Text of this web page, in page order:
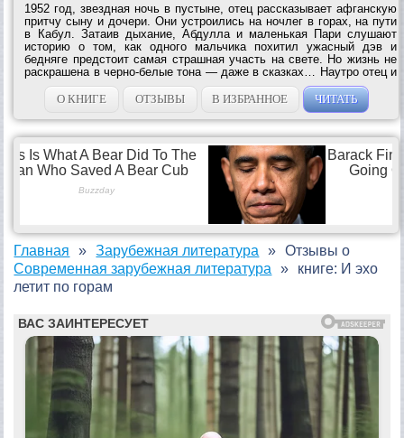
1952 год, звездная ночь в пустыне, отец рассказывает афганскую
притчу сыну и дочери. Они устроились на ночлег в горах, на пути
в Кабул. Затаив дыхание, Абдулла и маленькая Пари слушают
историю о том, как одного мальчика похитил ужасный дэв и
бедняге предстоит самая страшная участь на свете. Но жизнь не
раскрашена в черно-белые тона — даже в сказках… Наутро отец и
дети продолжат путь в Кабул, и этот день станет развилкой их
судеб. Они...
О КНИГЕ ОТЗЫВЫ В ИЗБРАННОЕ ЧИТАТЬ
Главная
Зарубежная литература
Современная зарубежная литература
Отзывы о
книге: И эхо
летит по горам